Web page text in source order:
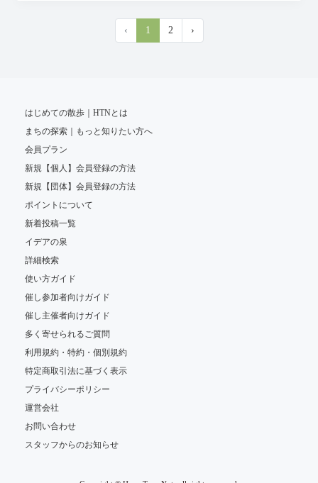
‹ 1 2 ›
はじめての散歩｜HTNとは
まちの探索｜もっと知りたい方へ
会員プラン
新規【個人】会員登録の方法
新規【団体】会員登録の方法
ポイントについて
新着投稿一覧
イデアの泉
詳細検索
使い方ガイド
催し参加者向けガイド
催し主催者向けガイド
多く寄せられるご質問
利用規約・特約・個別規約
特定商取引法に基づく表示
プライバシーポリシー
運営会社
お問い合わせ
スタッフからのお知らせ